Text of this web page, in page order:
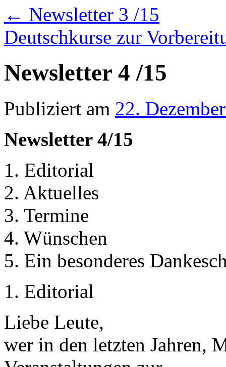
← Newsletter 3 /15
Deutschkurse zur
Newsletter 4 /15
Publiziert am 22.
Newsletter 4/15
1. Editorial
2. Aktuelles
3. Termine
4. Wünschen
5. Ein besonderes
1. Editorial
Liebe Leute,
wer in den letzten Jahren,